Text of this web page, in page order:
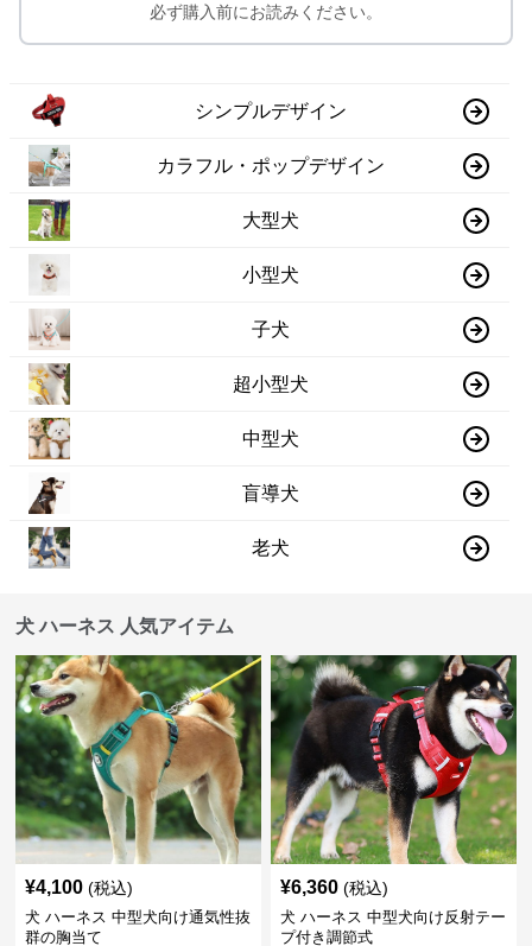
必ず購入前にお読みください。
シンプルデザイン
カラフル・ポップデザイン
大型犬
小型犬
子犬
超小型犬
中型犬
盲導犬
老犬
犬 ハーネス 人気アイテム
¥4,100 (税込)
犬 ハーネス 中型犬向け通気性抜
群の胸当て
¥6,360 (税込)
犬 ハーネス 中型犬向け反射テー
プ付き調節式